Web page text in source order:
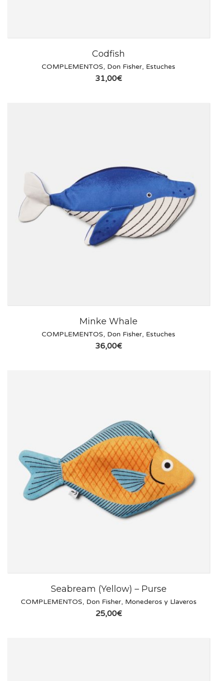
Codfish
COMPLEMENTOS, Don Fisher, Estuches
31,00€
Minke Whale
COMPLEMENTOS, Don Fisher, Estuches
36,00€
Seabream (Yellow) – Purse
COMPLEMENTOS, Don Fisher, Monederos y Llaveros
25,00€